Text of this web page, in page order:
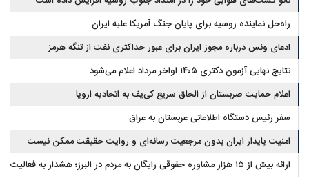
راه‌حل نماینده روسیه برای پایان جنگ آمریکا علیه ایران
ادعای ونس درباره مجوز ایران برای عبور حداکثری نفت از تنگه هرمز
نتایج نهایی آزمون دکتری ۱۴۰۵ اواخر مرداد اعلام می‌شود
اعلام حمایت صربستان از الحاق سریع کی‌یف به اتحادیه اروپا
سفر رئیس دستگاه اطلاعاتی عربستان به عراق
امنیت پایدار ایران بدون مرجعیت رسانه‌ای و روایت حقیقت ممکن نیست
ارائه بیش از ۱۵ هزار مشاوره حقوقی رایگان به مردم در البرز؛ هشدار به فعالیت